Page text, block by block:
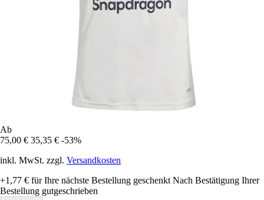
Ab
75,00 € 35,35 € -53%
inkl. MwSt. zzgl. Versandkosten
+1,77 € für Ihre nächste Bestellung geschenkt Nach Bestätigung Ihrer
Bestellung gutgeschrieben